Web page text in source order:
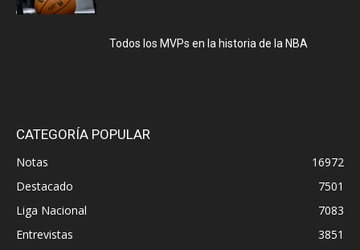
Todos los MVPs en la historia de la NBA
CATEGORÍA POPULAR
Notas
16972
Destacado
7501
Liga Nacional
7083
Entrevistas
3851